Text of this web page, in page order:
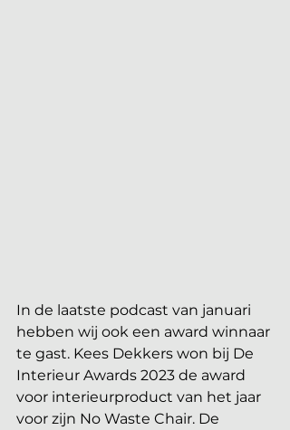
In de laatste podcast van januari
hebben wij ook een award winnaar
te gast. Kees Dekkers won bij De
Interieur Awards 2023 de award
voor interieurproduct van het jaar
voor zijn No Waste Chair. De